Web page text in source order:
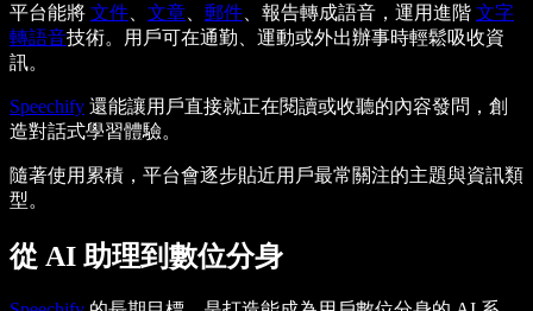
平台能將 文件 文章 郵件 、報告轉成語音，運用進階 文字
轉語音技術。用戶可在通勤、運動或外出辦事時輕鬆吸收資
訊。
Speechify 還能讓用戶直接就正在閱讀或收聽的內容發問，創
造對話式學習體驗。
隨著使用累積，平台會逐步貼近用戶最常關注的主題與資訊類
型。
從 AI 助理到數位分身